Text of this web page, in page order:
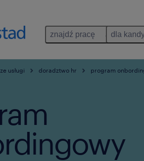
znajdź pracę dla
usługi doradztwo hr program